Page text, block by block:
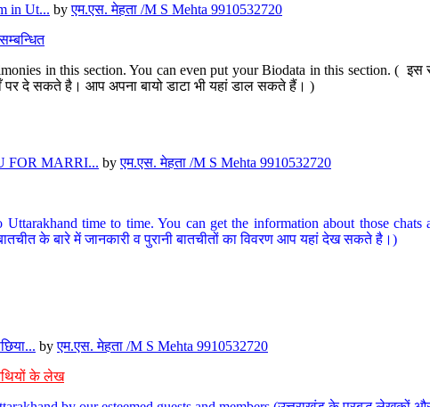
in Ut... byएम.एस. मेहता /M S Mehta 9910532720
in this section. You can even put your Biodata in this section. (
दे सकते है। आप अपना बायो डाटा भी यहां डाल सकते हैं। )
FOR MARRI... byएम.एस. मेहता /M S Mehta 9910532720
time to time. You can get the information about those
के बारे में जानकारी व पुरानी बातचीतों का विवरण आप यहां देख सकते है।)
byएम.एस. मेहता /M S Mehta 9910532720
के लेख